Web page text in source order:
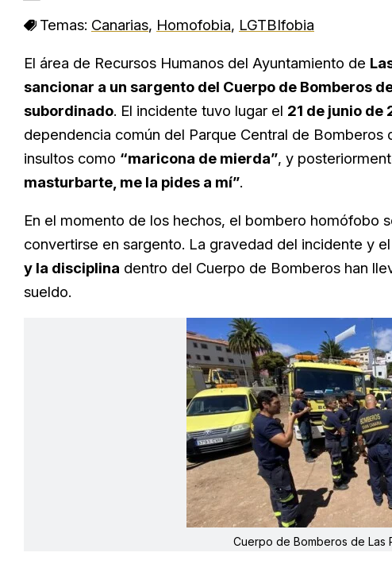
Temas: Canarias, Homofobia, LGTBIfobia
El área de Recursos Humanos del Ayuntamiento de
sancionar a un sargento del Cuerpo de Bomberos
subordinado. El incidente tuvo lugar el 21 de junio de
dependencia común del Parque Central de
insultos como “maricona de mierda”, y
masturbarte, me la pides a mí”.
En el momento de los hechos, el bombero homófobo
convertirse en sargento. La gravedad del incidente y el
y la disciplina dentro del Cuerpo de Bomberos han
sueldo.
Cuerpo de Bomberos de Las